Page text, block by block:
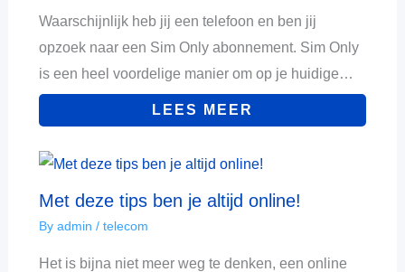
Waarschijnlijk heb jij een telefoon en ben jij
opzoek naar een Sim Only abonnement. Sim Only
is een heel voordelige manier om op je huidige…
LEES MEER
Met deze tips ben je altijd online!
By admin / telecom
Het is bijna niet meer weg te denken, een online